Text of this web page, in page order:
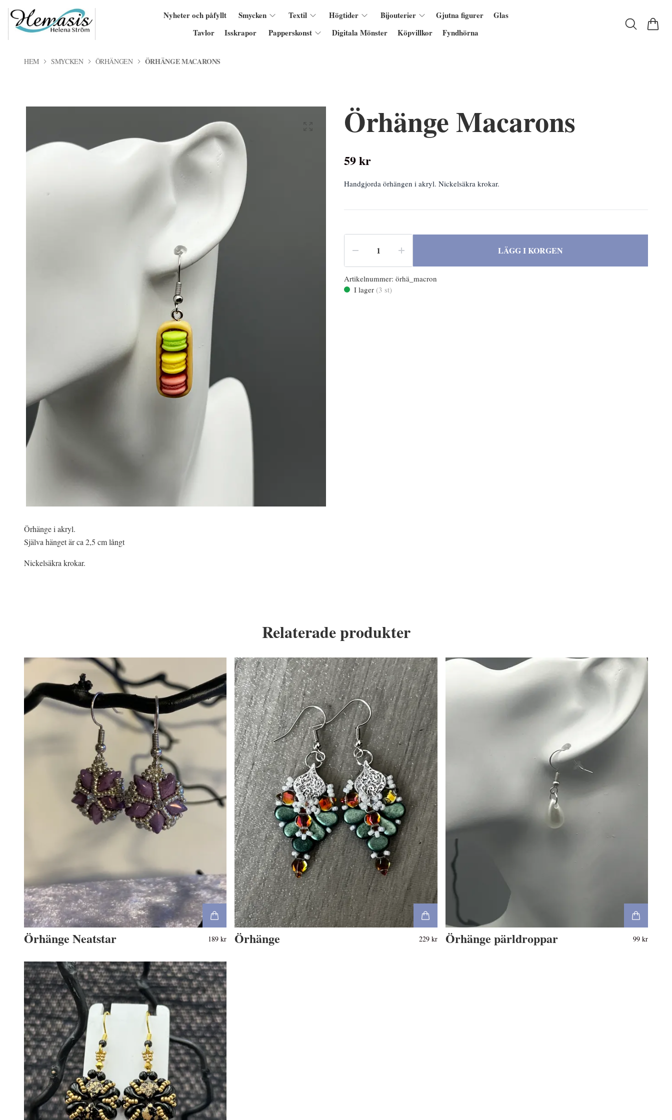
Nyheter och påfyllt Smycken Textil Högtider Bijouterier Gjutna figurer
Glas
Tavlor
Isskrapor Papperskonst Digitala Mönster Köpvillkor Fyndhörna
HEM SMYCKEN ÖRHÄNGEN ÖRHÄNGE MACARONS
Örhänge Macarons
59 kr
Handgjorda örhängen i akryl. Nickelsäkra krokar.
LÄGG I KORGEN
Artikelnummer: örhä_macron
I lager (3 st)
Örhänge i akryl.
Själva hänget är ca 2,5 cm långt
Nickelsäkra krokar.
Relaterade produkter
Örhänge Neatstar 189 kr Örhänge 229 kr Örhänge pärldroppar 99 kr